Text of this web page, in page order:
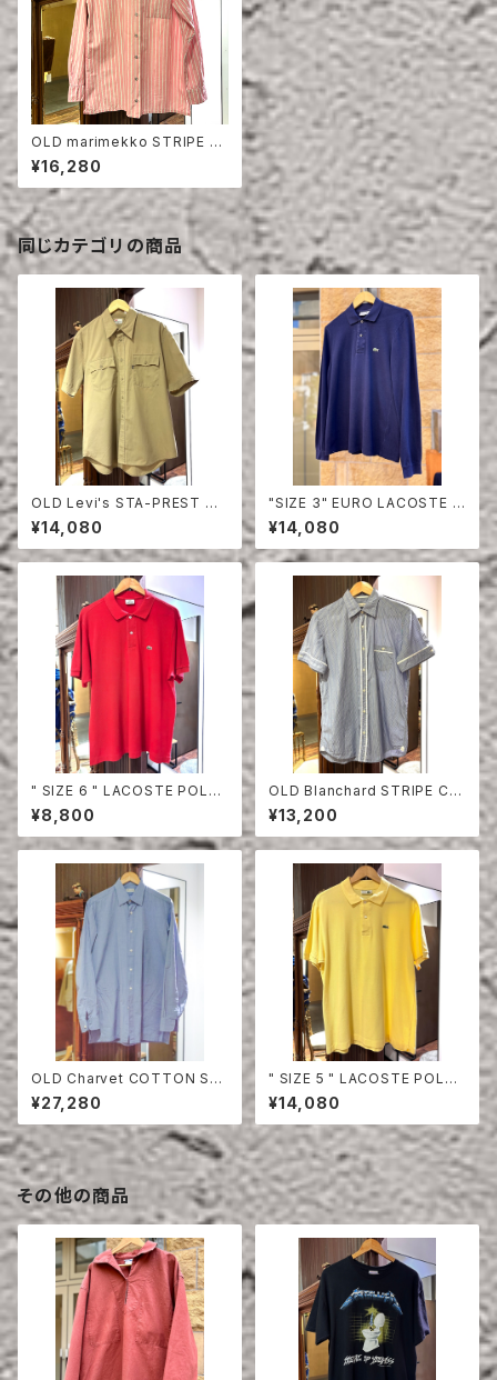
OLD marimekko STRIPE C
OTTON SHIRT
¥16,280
同じカテゴリの商品
OLD Levi's STA-PREST HA
LF SLEEVE SHIRT
¥14,080
"SIZE 3" EURO LACOSTE P
OLO SHIRT LONG SLEEVE
¥14,080
" SIZE 6 " LACOSTE POLO
SHIRT RED
¥8,800
OLD Blanchard STRIPE CO
TTON HALF SLEEVE SHIRT
¥13,200
OLD Charvet COTTON SHI
RT
¥27,280
" SIZE 5 " LACOSTE POLO
SHIRT YELLOW
¥14,080
その他の商品